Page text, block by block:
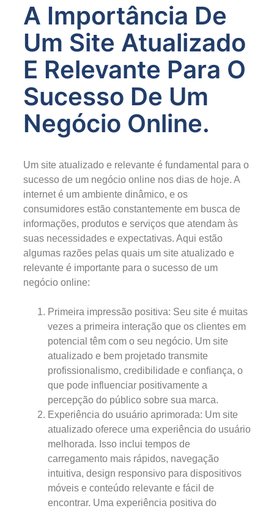
A Importância De
Um Site Atualizado
E Relevante Para O
Sucesso De Um
Negócio Online.
Um site atualizado e relevante é fundamental para o
sucesso de um negócio online nos dias de hoje. A
internet é um ambiente dinâmico, e os
consumidores estão constantemente em busca de
informações, produtos e serviços que atendam às
suas necessidades e expectativas. Aqui estão
algumas razões pelas quais um site atualizado e
relevante é importante para o sucesso de um
negócio online:
Primeira impressão positiva: Seu site é muitas
vezes a primeira interação que os clientes em
potencial têm com o seu negócio. Um site
atualizado e bem projetado transmite
profissionalismo, credibilidade e confiança, o
que pode influenciar positivamente a
percepção do público sobre sua marca.
Experiência do usuário aprimorada: Um site
atualizado oferece uma experiência do usuário
melhorada. Isso inclui tempos de
carregamento mais rápidos, navegação
intuitiva, design responsivo para dispositivos
móveis e conteúdo relevante e fácil de
encontrar. Uma experiência positiva do